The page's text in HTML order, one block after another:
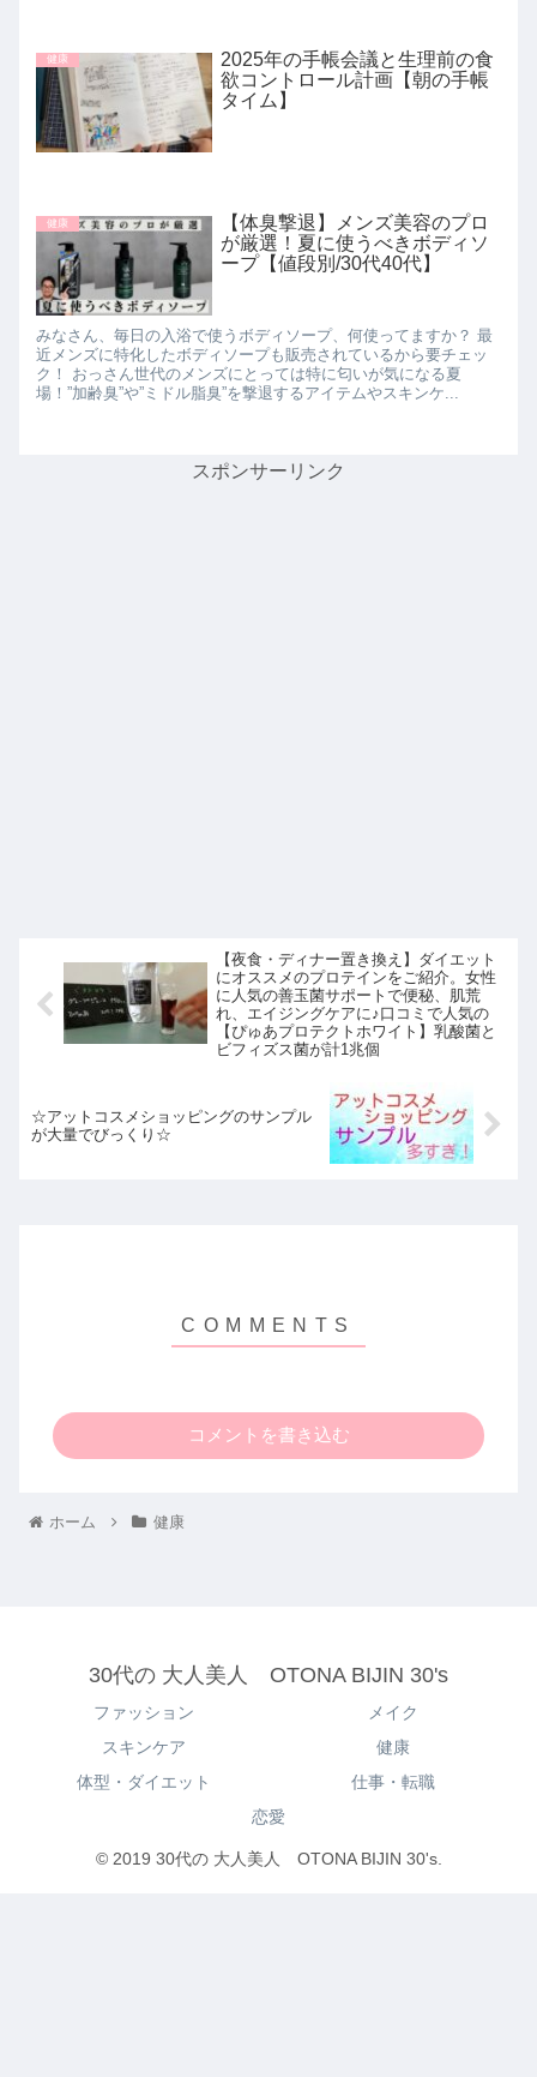
健康
2025年の手帳会議と生理前の食
欲コントロール計画【朝の手帳
タイム】
健康
【体臭撃退】メンズ美容のプロ
が厳選！夏に使うべきボディソ
ープ【値段別/30代40代】
みなさん、毎日の入浴で使うボディソープ、何使ってますか？ 最
近メンズに特化したボディソープも販売されているから要チェッ
ク！ おっさん世代のメンズにとっては特に匂いが気になる夏
場！”加齢臭”や”ミドル脂臭”を撃退するアイテムやスキンケ...
スポンサーリンク
【夜食・ディナー置き換え】ダイエット
にオススメのプロテインをご紹介。女性
に人気の善玉菌サポートで便秘、肌荒
れ、エイジングケアに♪口コミで人気の
【ぴゅあプロテクトホワイト】乳酸菌と
ビフィズス菌が計1兆個
☆アットコスメショッピングのサンプル
が大量でびっくり☆
コメントを書き込む
ホーム 健康
30代の 大人美人 OTONA BIJIN 30's
ファッション
メイク
スキンケア
健康
体型・ダイエット
仕事・転職
恋愛
© 2019 30代の 大人美人 OTONA BIJIN 30's.